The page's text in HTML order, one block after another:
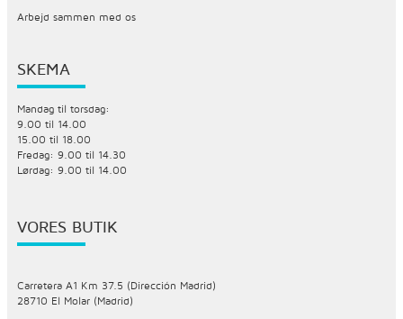
Arbejd sammen med os
SKEMA
Mandag til torsdag:
9.00 til 14.00
15.00 til 18.00
Fredag: 9.00 til 14.30
Lørdag: 9.00 til 14.00
VORES BUTIK
Carretera A1 Km 37.5 (Dirección Madrid)
28710 El Molar (Madrid)